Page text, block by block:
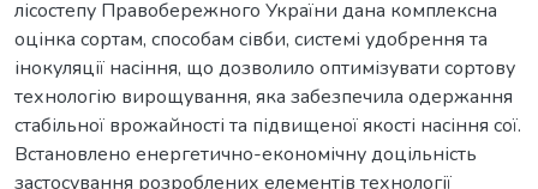
лісостепу Правобережного України дана комплексна
оцінка сортам, способам сівби, системі удобрення та
інокуляції насіння, що дозволило оптимізувати сортову
технологію вирощування, яка забезпечила одержання
стабільної врожайності та підвищеної якості насіння сої.
Встановлено енергетично-економічну доцільність
застосування розроблених елементів технології